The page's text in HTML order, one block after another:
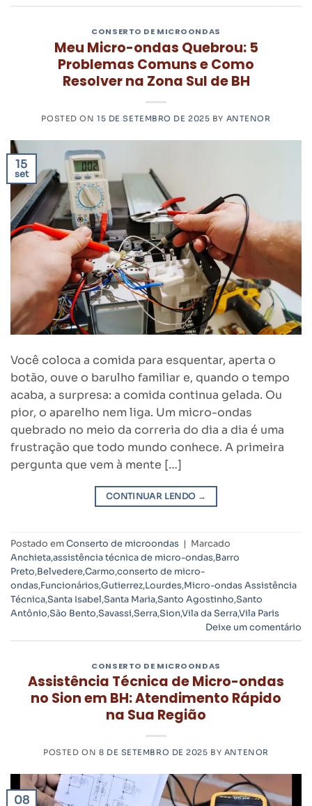
CONSERTO DE MICROONDAS
Meu Micro-ondas Quebrou: 5
Problemas Comuns e Como
Resolver na Zona Sul de BH
POSTED ON15 DE SETEMBRO DE 2025 BY ANTENOR
15
set
Você coloca a comida para esquentar, aperta o
botão, ouve o barulho familiar e, quando o tempo
acaba, a surpresa: a comida continua gelada. Ou
pior, o aparelho nem liga. Um micro-ondas
quebrado no meio da correria do dia a dia é uma
frustração que todo mundo conhece. A primeira
pergunta que vem à mente […]
CONTINUAR LENDO →
Postado emConserto de microondas | Marcado
Anchieta,assistência técnica de micro-ondas,Barro
Preto,Belvedere,Carmo,conserto de micro-
ondas,Funcionários,Gutierrez,Lourdes,Micro-ondas Assistência
Técnica,Santa Isabel,Santa Maria,Santo Agostinho,Santo
Antônio,São Bento,Savassi,Serra,Sion,Vila da Serra,Vila Paris
Deixe um comentário
CONSERTO DE MICROONDAS
Assistência Técnica de Micro-ondas
no Sion em BH: Atendimento Rápido
na Sua Região
POSTED ON 8 DE SETEMBRO DE 2025 BY ANTENOR
08